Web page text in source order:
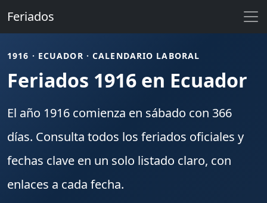
Feriados
1916 · ECUADOR · CALENDARIO LABORAL
Feriados 1916 en Ecuador
El año 1916 comienza en sábado con 366
días. Consulta todos los feriados oficiales y
fechas clave en un solo listado claro, con
enlaces a cada fecha.